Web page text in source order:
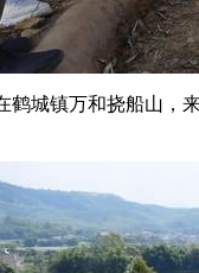
鹤城镇万和挠船山，